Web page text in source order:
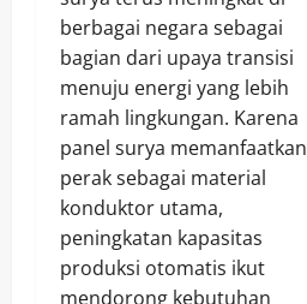
berbagai negara sebagai
bagian dari upaya transisi
menuju energi yang lebih
ramah lingkungan. Karena
panel surya memanfaatkan
perak sebagai material
konduktor utama,
peningkatan kapasitas
produksi otomatis ikut
mendorong kebutuhan